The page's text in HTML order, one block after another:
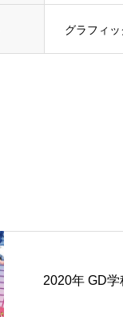
グラフィ
2020年 GD